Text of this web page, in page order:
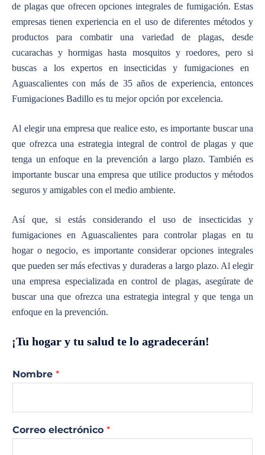
de plagas que ofrecen opciones integrales de fumigación. Estas
empresas tienen experiencia en el uso de diferentes métodos y
productos para combatir una variedad de plagas, desde
cucarachas y hormigas hasta mosquitos y roedores, pero si
buscas a los expertos eninsecticidas y fumigaciones en
Aguascalientes con más de 35 años de experiencia, entonces
Fumigaciones Badillo es tu mejor opción por excelencia.
Al elegir una empresa que realice esto, es importante buscar una
que ofrezca una estrategia integral de control de plagas y que
tenga un enfoque en la prevención a largo plazo. También es
importante buscar una empresa que utilice productos y métodos
seguros y amigables con el medio ambiente.
Así que, si estás considerando el uso deinsecticidas y
fumigaciones en Aguascalientespara controlar plagas en tu
hogar o negocio, es importante considerar opciones integrales
que pueden ser más efectivas y duraderas a largo plazo. Al elegir
una empresa especializada en control de plagas, asegúrate de
buscar una que ofrezca una estrategia integral y que tenga un
enfoque en la prevención.
¡Tu hogar y tu salud te lo agradecerán!
Nombre *
Correo electrónico *